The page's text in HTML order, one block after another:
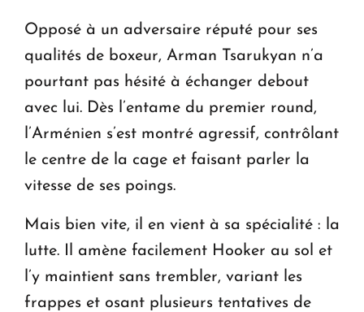
Opposé à un adversaire réputé pour ses
qualités de boxeur, Arman Tsarukyan n’a
pourtant pas hésité à échanger debout
avec lui. Dès l’entame du premier round,
l’Arménien s’est montré agressif, contrôlant
le centre de la cage et faisant parler la
vitesse de ses poings.
Mais bien vite, il en vient à sa spécialité : la
lutte. Il amène facilement Hooker au sol et
l’y maintient sans trembler, variant les
frappes et osant plusieurs tentatives de